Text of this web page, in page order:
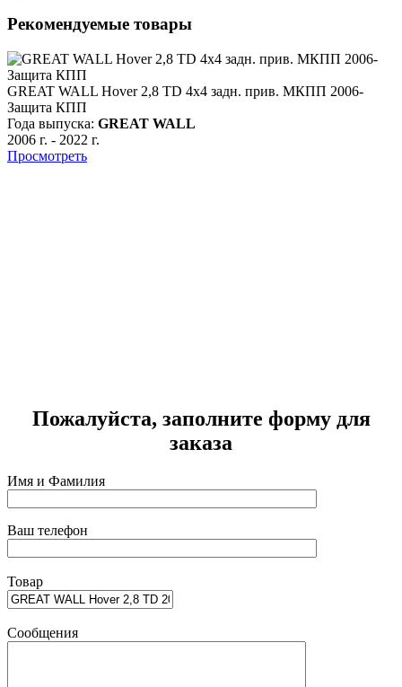
Рекомендуемые товары
GREAT WALL Hover 2,8 TD 4х4 задн. прив. МКПП 2006-
Защита КПП
Года выпуска: GREAT WALL
2006 г. - 2022 г.
Просмотреть
Пожалуйста, заполните форму для
заказа
Имя и Фамилия
Ваш телефон
Товар
Сообщения